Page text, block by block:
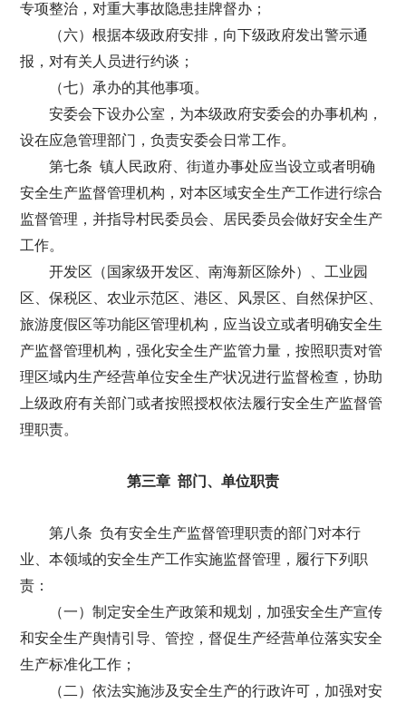
专项整治，对重大事故隐患挂牌督办；
（六）根据本级政府安排，向下级政府发出警示通
报，对有关人员进行约谈；
（七）承办的其他事项。
安委会下设办公室，为本级政府安委会的办事机构，
设在应急管理部门，负责安委会日常工作。
第七条 镇人民政府、街道办事处应当设立或者明确
安全生产监督管理机构，对本区域安全生产工作进行综合
监督管理，并指导村民委员会、居民委员会做好安全生产
工作。
开发区（国家级开发区、南海新区除外）、工业园
区、保税区、农业示范区、港区、风景区、自然保护区、
旅游度假区等功能区管理机构，应当设立或者明确安全生
产监督管理机构，强化安全生产监管力量，按照职责对管
理区域内生产经营单位安全生产状况进行监督检查，协助
上级政府有关部门或者按照授权依法履行安全生产监督管
理职责。
第三章 部门、单位职责
第八条 负有安全生产监督管理职责的部门对本行
业、本领域的安全生产工作实施监督管理，履行下列职
责：
（一）制定安全生产政策和规划，加强安全生产宣传
和安全生产舆情引导、管控，督促生产经营单位落实安全
生产标准化工作；
（二）依法实施涉及安全生产的行政许可，加强对安